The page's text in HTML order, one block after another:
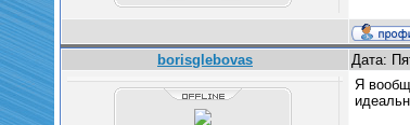
borisglebovas Дата:
Я